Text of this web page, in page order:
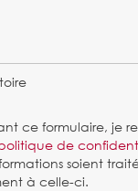
ce formulaire, je
de
soient
à celle-ci.